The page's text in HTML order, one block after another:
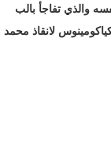
والذي تفاجأ بالب
لانقاذ محمد